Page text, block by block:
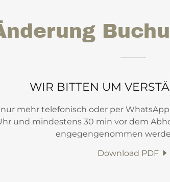
WIR BITTEN UM
mehr telefonisch oder per
und mindestens 30 min vor dem
engegengenommen
Download PDF